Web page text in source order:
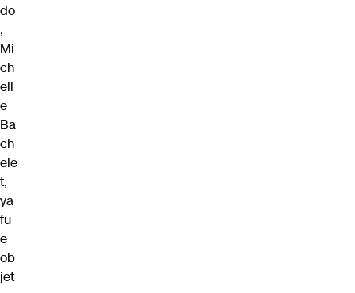
do
,
Mi
ch
ell
e
Ba
ch
ele
t,
ya
fu
e
ob
jet